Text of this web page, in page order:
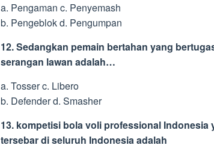
a. Pengaman c. Penyemash
b. Pengeblok d. Pengumpan
12. Sedangkan pemain bertahan yang
serangan lawan adalah…
a. Tosser c. Libero
b. Defender d. Smasher
13. kompetisi bola voli professional
tersebar di seluruh Indonesia adalah